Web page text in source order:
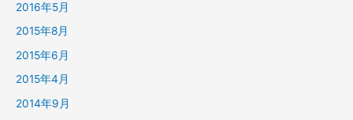
2016年5月
2015年8月
2015年6月
2015年4月
2014年9月